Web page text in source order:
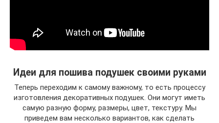
Идеи для пошива подушек своими руками
Теперь переходим к самому важному, то есть процессу
изготовления декоративных подушек. Они могут иметь
самую разную форму, размеры, цвет, текстуру. Мы
приведем вам несколько вариантов, как сделать